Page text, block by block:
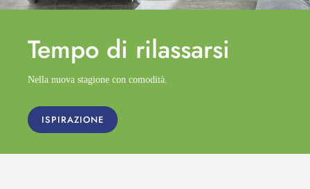
Tempo di rilassarsi
Nella nuova stagione con comodità.
ISPIRAZIONE